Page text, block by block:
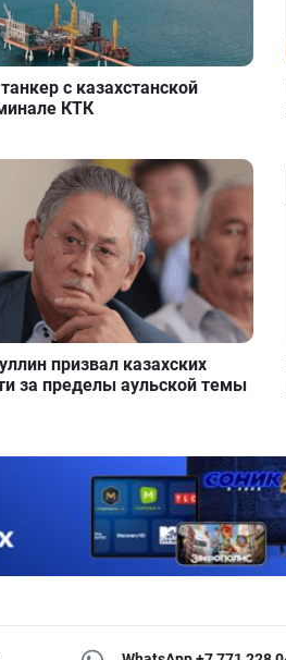
с казахстанской
КТК
призвал казахских
за пределы аульской темы